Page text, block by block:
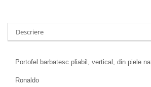
Descriere
Portofel barbatesc pliabil, vertical, din piele
Ronaldo